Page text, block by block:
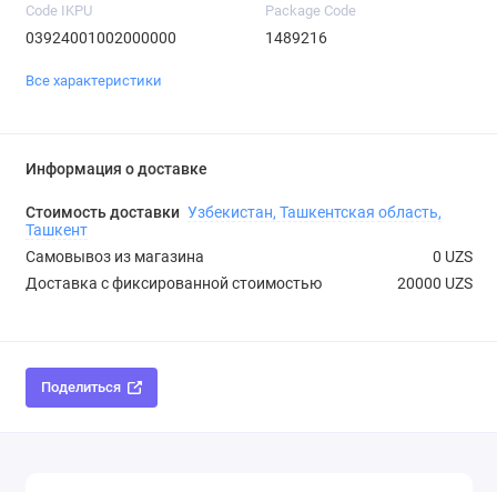
Code IKPU
03924001002000000
Package Code
1489216
Все характеристики
Информация о доставке
Стоимость доставки Узбекистан, Ташкентская область,
Ташкент
Самовывоз из магазина
0 UZS
Доставка с фиксированной стоимостью
20000 UZS
Поделиться